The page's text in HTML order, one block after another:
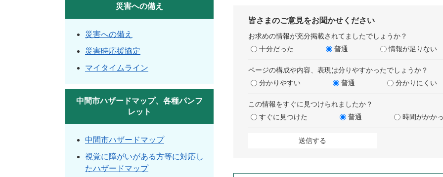
皆さまのご意見をお聞かせください
お求めの情報が充分掲載されてましたでしょうか？
十分だった
普通 情報が足りない
ページの構成や内容、表現は分りやすかったでしょうか？
分かりやすい
普通 分かりにくい
この情報をすぐに見つけられましたか？
すぐに見つけた
普通 時間がかか
災害への備え
災害への備え
災害時応援協定
マイタイムライン
中間市ハザードマップ、各種パンフ
レット
中間市ハザードマップ
視覚に障がいがある方等に対応し
たハザードマップ